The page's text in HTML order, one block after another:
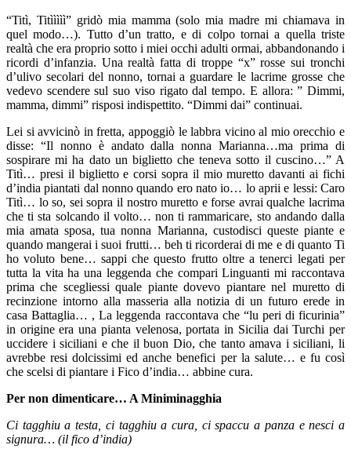
“Titì, Titììììì” gridò mia mamma (solo mia madre mi chiamava in
quel modo…). Tutto d’un tratto, e di colpo tornai a quella triste
realtà che era proprio sotto i miei occhi adulti ormai, abbandonando i
ricordi d’infanzia. Una realtà fatta di troppe “x” rosse sui tronchi
d’ulivo secolari del nonno, tornai a guardare le lacrime grosse che
vedevo scendere sul suo viso rigato dal tempo. E allora: ” Dimmi,
mamma, dimmi” risposi indispettito. “Dimmi dai” continuai.
Lei si avvicinò in fretta, appoggiò le labbra vicino al mio orecchio e
disse: “Il nonno è andato dalla nonna Marianna…ma prima di
sospirare mi ha dato un biglietto che teneva sotto il cuscino…” A
Titì… presi il biglietto e corsi sopra il mio muretto davanti ai fichi
d’india piantati dal nonno quando ero nato io… lo aprii e lessi: Caro
Titì… lo so, sei sopra il nostro muretto e forse avrai qualche lacrima
che ti sta solcando il volto… non ti rammaricare, sto andando dalla
mia amata sposa, tua nonna Marianna, custodisci queste piante e
quando mangerai i suoi frutti… beh ti ricorderai di me e di quanto Ti
ho voluto bene… sappi che questo frutto oltre a tenerci legati per
tutta la vita ha una leggenda che compari Linguanti mi raccontava
prima che scegliessi quale piante dovevo piantare nel muretto di
recinzione intorno alla masseria alla notizia di un futuro erede in
casa Battaglia… , La leggenda raccontava che “lu peri di ficurinia”
in origine era una pianta velenosa, portata in Sicilia dai Turchi per
uccidere i siciliani e che il buon Dio, che tanto amava i siciliani, li
avrebbe resi dolcissimi ed anche benefici per la salute… e fu così
che scelsi di piantare i Fico d’india… abbine cura.
Per non dimenticare… A Miniminagghia
Ci tagghiu a testa, ci tagghiu a cura, ci spaccu a panza e nesci a
signura… (il fico d’india)